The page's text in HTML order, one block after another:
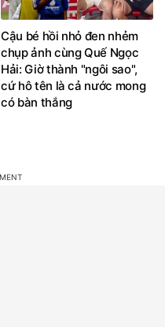
Cậu bé hồi nhỏ đen nhẻm
chụp ảnh cùng Quế Ngọc
Hải: Giờ thành "ngôi sao",
cứ hô tên là cả nước mong
có bàn thắng